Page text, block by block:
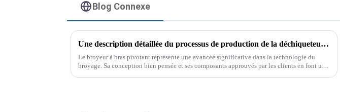
Blog Connexe
Une description détaillée du processus de production de la déchiqueteuse à bras pivotant
Le broyeur à bras pivotant représente une avancée significative dans la technologie du
broyage. Sa conception bien pensée et ses composants approuvés par les clients en font un